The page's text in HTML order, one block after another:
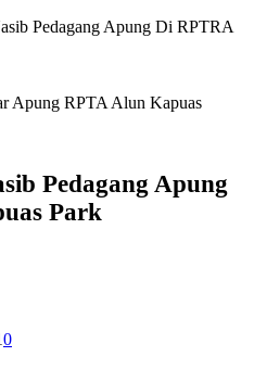
Pedagang Apung Di RPTRA
Apung RPTA Alun Kapuas
Pedagang Apung
Park
0